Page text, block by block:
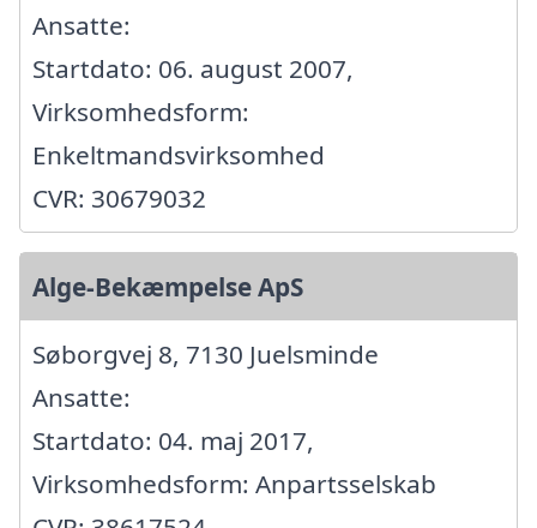
Ansatte:
Startdato: 06. august 2007,
Virksomhedsform:
Enkeltmandsvirksomhed
CVR: 30679032
Alge-Bekæmpelse ApS
Søborgvej 8, 7130 Juelsminde
Ansatte:
Startdato: 04. maj 2017,
Virksomhedsform: Anpartsselskab